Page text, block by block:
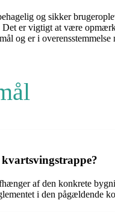
og sikker
er vigtigt at være
og er i overensstemmelse
af den konkrete
i den pågældende